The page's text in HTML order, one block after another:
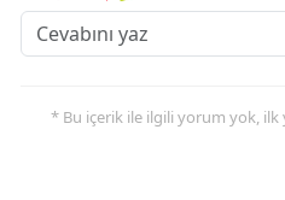
* Bu içerik ile ilgili yorum yok, ilk